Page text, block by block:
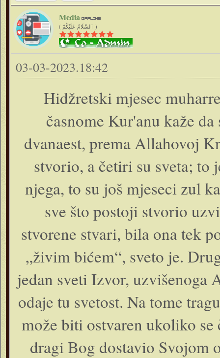
Media
( ٱلسَّلَامُ عَلَيْكُمْ )
03-03-2023.18:42
Hidžretski mjesec
časnome Kur'anu kaže
dvanaest, prema Allahovoj
stvorio, a četiri su sveta; to
njega, to su još mjeseci zul
sve što postoji stvorio
stvorene stvari, bila ona tek
„živim bićem“, sveto je.
jedan sveti Izvor, uzvišenoga
odaje tu svetost. Na tome
može biti ostvaren ukoliko
dragi Bog dostavio Svojom